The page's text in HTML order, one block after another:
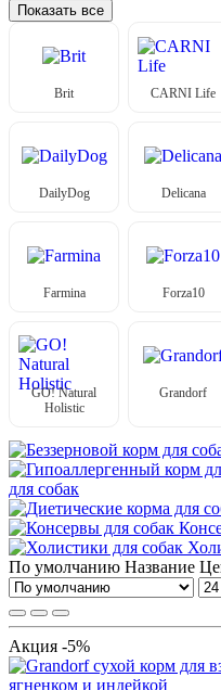
Показать все
Brit CARNI Life
DailyDog Delicana
Farmina Forza10
GO! Natural
Holistic
Grandorf
для собак
По умолчанию Название
Акция -5%